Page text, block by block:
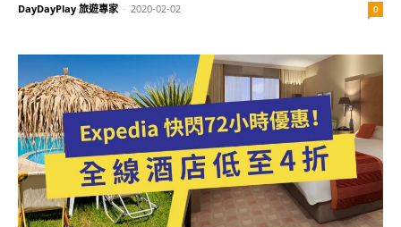
DayDayPlay 旅遊專家 - 2020-02-02 0